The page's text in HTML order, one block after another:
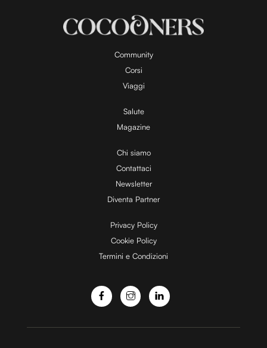
Community
Corsi
Viaggi
Salute
Magazine
Chi siamo
Contattaci
Newsletter
Diventa Partner
Privacy Policy
Cookie Policy
Termini e Condizioni